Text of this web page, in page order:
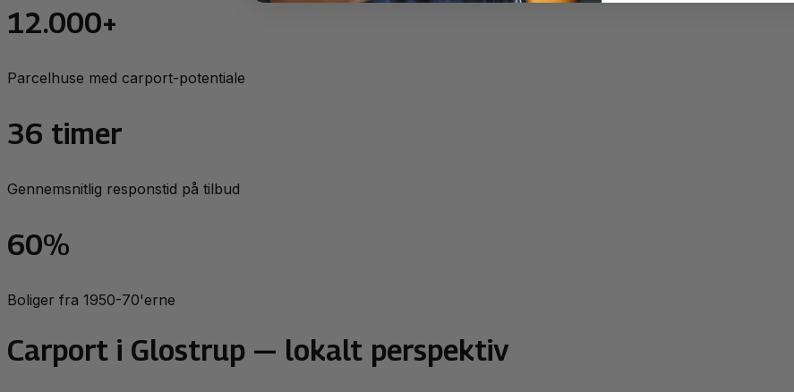
12.000+
Parcelhuse med carport-potentiale
36 timer
Gennemsnitlig responstid på tilbud
60%
Boliger fra 1950-70'erne
Carport i Glostrup — lokalt perspektiv